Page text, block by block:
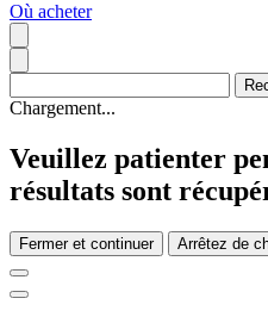
Où acheter
Chargement...
Veuillez patienter
résultats sont
Fermer et continuer Arrêtez de